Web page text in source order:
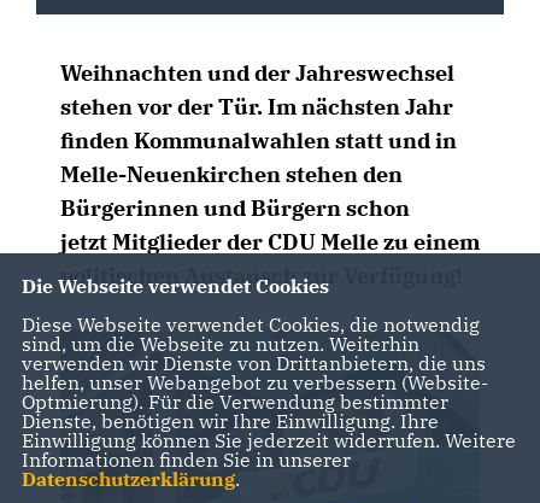
Weihnachten und der Jahreswechsel
stehen vor der Tür. Im nächsten Jahr
finden Kommunalwahlen statt und in
Melle-Neuenkirchen stehen den
Bürgerinnen und Bürgern schon
jetzt Mitglieder der CDU Melle zu einem
politischen Austausch zur Verfügung!
Die Webseite verwendet Cookies
Diese Webseite verwendet Cookies, die notwendig
sind, um die Webseite zu nutzen. Weiterhin
verwenden wir Dienste von Drittanbietern, die uns
helfen, unser Webangebot zu verbessern (Website-
Optmierung). Für die Verwendung bestimmter
Dienste, benötigen wir Ihre Einwilligung. Ihre
Einwilligung können Sie jederzeit widerrufen. Weitere
Informationen finden Sie in unserer
Datenschutzerklärung.